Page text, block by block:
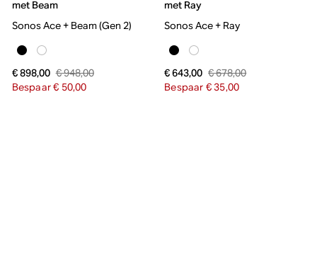
met Beam
Sonos Ace + Beam (Gen 2)
€ 898,00 € 948,00
Bespaar € 50,00
met Ray
Sonos Ace + Ray
€ 643,00 € 678,00
Bespaar € 35,00